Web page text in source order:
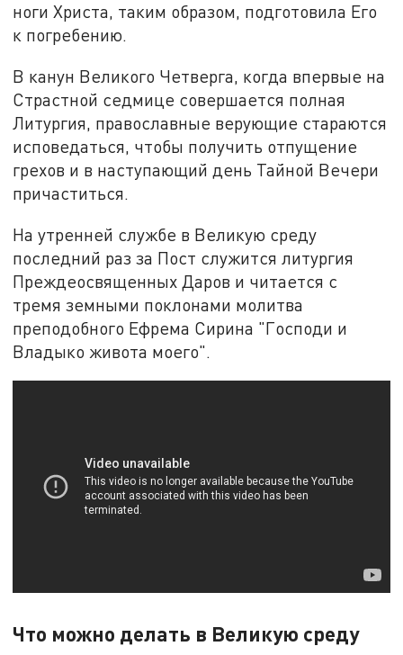
ноги Христа, таким образом, подготовила Его
к погребению.
В канун Великого Четверга, когда впервые на
Страстной седмице совершается полная
Литургия, православные верующие стараются
исповедаться, чтобы получить отпущение
грехов и в наступающий день Тайной Вечери
причаститься.
На утренней службе в Великую среду
последний раз за Пост служится литургия
Преждеосвященных Даров и читается с
тремя земными поклонами молитва
преподобного Ефрема Сирина "Господи и
Владыко живота моего".
Что можно делать в Великую среду